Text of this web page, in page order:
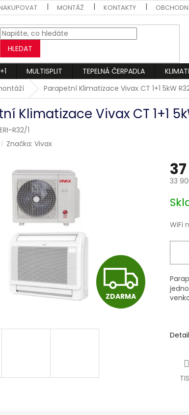
MONTÁŽ KONTAKTY
HLEDAT
MULTISPLIT TEPELNÁ ČERPADLA
Parapetní Klimatizace Vivax CT 1+1 5kW
Klimatizace Vivax CT 1+1
R32/1
Značka:Vivax
Z
D
ZDARMA
33
cena:
WiFi